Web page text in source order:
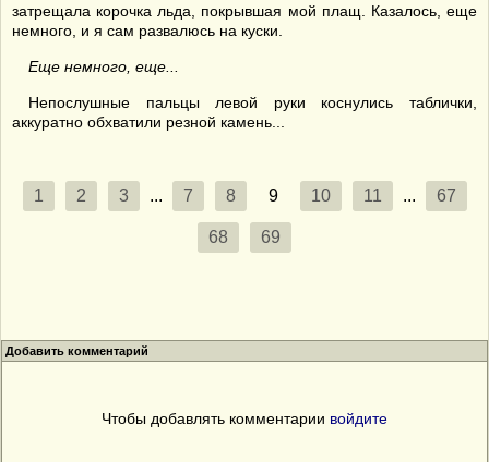
затрещала корочка льда, покрывшая мой плащ. Казалось, еще
немного, и я сам развалюсь на куски.
Еще немного, еще...
Непослушные пальцы левой руки коснулись таблички,
аккуратно обхватили резной камень...
1 2 3 ... 7 8 9 10 11 ... 67
68 69
Добавить комментарий
Чтобы добавлять комментарии войдите